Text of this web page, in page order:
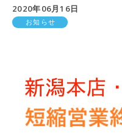
2020年06月16日
お知らせ